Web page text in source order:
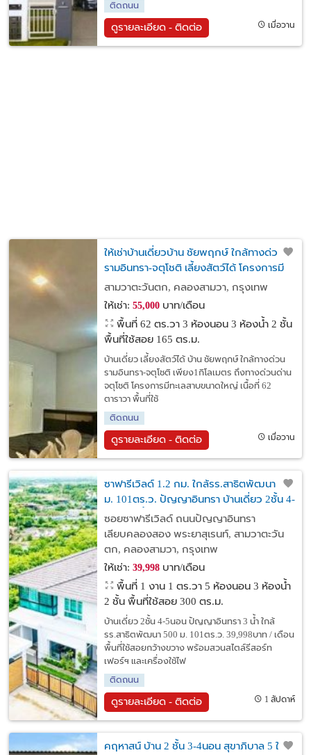
ติดถนน
ดูรายละเอียด - ติดต่อ เมื่อวาน
ให้เช่าบ้านเดี่ยวบ้าน ชัยพฤกษ์ ใกล้ทางด่วน
รามอินทรา-จตุโชติ เลี้ยงสัตว์ได้ โครงการมี
ทะเลสาบขนาดใหญ่ เพียง1กิโลเมตร ถึง
ทางด่วนด่านจตุโชติ
สามวาตะวันตก, คลองสามวา, กรุงเทพ
ให้เช่า: 55,000บาท/เดือน
พื้นที่ 62 ตร.วา 3 ห้องนอน 3 ห้องน้ำ 2 ชั้น
พื้นที่ใช้สอย 165 ตร.ม.
บ้านเดี่ยว เลี้ยงสัตว์ได้ บ้าน ชัยพฤกษ์ ใกล้ทางด่วน
รามอินทรา-จตุโชติ เพียง1กิโลเมตร ถึงทางด่วนด่าน
จตุโชติ โครงการมีทะเลสาบขนาดใหญ่ เนื้อที่ 62
ตาราวา พื้นที่ใช้
ติดถนน
ดูรายละเอียด - ติดต่อ เมื่อวาน
ซาฟารีเวิลด์ 1.2 กม. ใกล้รร.สาธิตพัฒนา 500
ม. 101ตร.ว. ปัญญาอินทรา บ้านเดี่ยว 2ชั้น 4-
5นอน 3 น้ำ
ซอยซาฟารีเวิลด์ ถนนปัญญาอินทรา
เลียบคลองสอง พระยาสุเรนท์, สามวาตะวัน
ตก, คลองสามวา, กรุงเทพ
ให้เช่า: 39,998บาท/เดือน
พื้นที่ 1 งาน 1 ตร.วา 5 ห้องนอน 3 ห้องน้ำ
2 ชั้น พื้นที่ใช้สอย 300 ตร.ม.
บ้านเดี่ยว 2ชั้น 4-5นอน ปัญญาอินทรา 3 น้ำ ใกล้
รร.สาธิตพัฒนา 500 ม. 101ตร.ว. 39,998บาท / เดือน
พื้นที่ใช้สอยกว้างขวาง พร้อมสวนสไตล์รีสอร์ท
เฟอร์ฯ และเครื่องใช้ไฟ
ติดถนน
ดูรายละเอียด - ติดต่อ 1 สัปดาห์
คฤหาสน์ บ้าน 2 ชั้น 3-4นอน สุขาภิบาล 5 ใกล้